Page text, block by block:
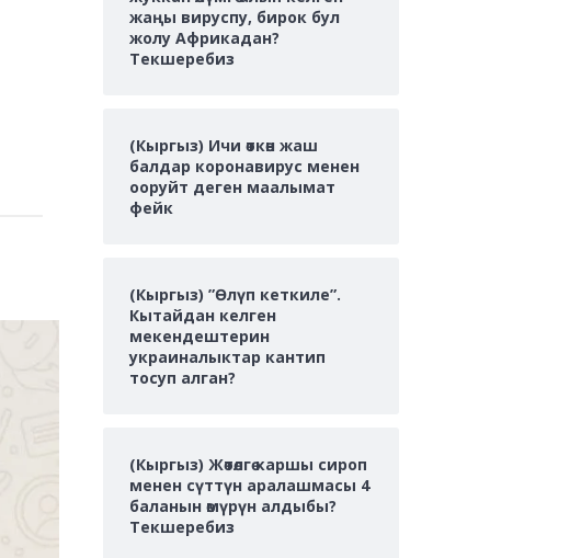
жаңы вируспу, бирок бул
жолу Африкадан?
Текшеребиз
(Кыргыз) Ичи өткөн жаш
балдар коронавирус менен
ооруйт деген маалымат
фейк
(Кыргыз) ”Өлүп кеткиле”.
Кытайдан келген
мекендештерин
украиналыктар кантип
тосуп алган?
(Кыргыз) Жөтөлгө каршы сироп
менен сүттүн аралашмасы 4
баланын өмүрүн алдыбы?
Текшеребиз